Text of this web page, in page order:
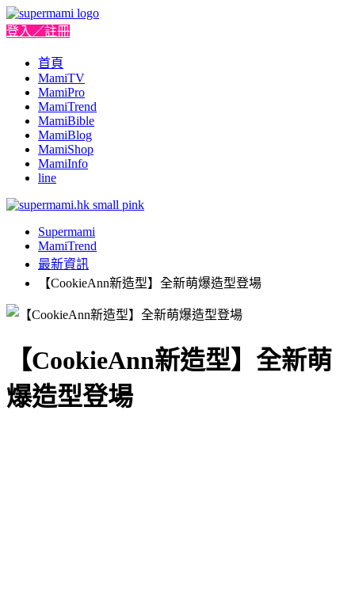
登入／註冊
首頁
MamiTV
MamiPro
MamiTrend
MamiBible
MamiBlog
MamiShop
MamiInfo
line
Supermami
MamiTrend
最新資訊
【CookieAnn新造型】全新萌爆造型登場
【CookieAnn新造型】全新萌
爆造型登場